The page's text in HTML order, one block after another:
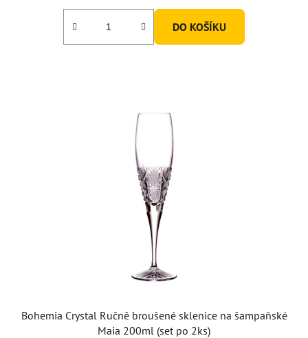
DO KOŠÍKU
Bohemia Crystal Ručně broušené sklenice na šampaňské
Maia 200ml (set po 2ks)